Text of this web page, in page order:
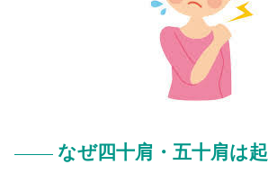
なぜ四十肩・五十肩は